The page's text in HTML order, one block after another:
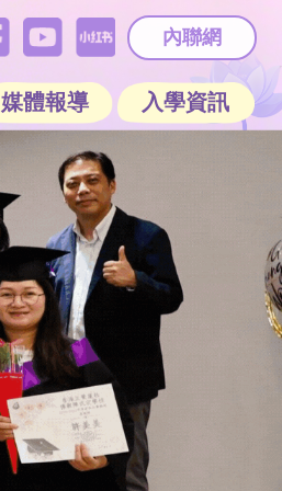
內聯網
媒體報導 入學資訊